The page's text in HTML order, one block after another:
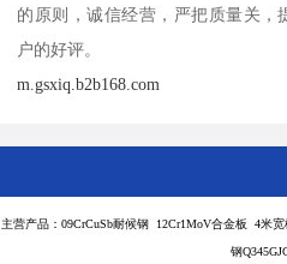
的原则，诚信经营，严把质量关，
户的好评。
m.gsxiq.b2b168.com
主营产品：09CrCuSb耐候钢 12Cr1MoV合金板 4米
钢